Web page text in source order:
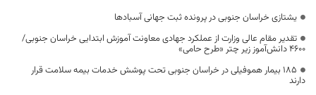
یشتازی خراسان جنوبی در پرونده ثبت جهانی آسبادها
تقدیر مقام عالی وزارت از عملکرد جهادی معاونت آموزش ابتدایی خراسان جنوبی/
۴۶۰۰ دانش‌آموز زیر چتر «طرح حامی»
۱۸۵ بیمار هموفیلی در خراسان جنوبی تحت پوشش خدمات بیمه سلامت قرار
دارند